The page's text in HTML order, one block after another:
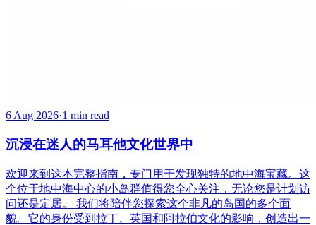
6 Aug 2026·1 min read
沉浸在迷人的马耳他文化世界中
欢迎来到这本完整指南，专门用于发现独特的地中海宝藏。这
个位于地中海中心的小岛群值得您全心关注，无论您是计划访
问还是定居。 我们将陪伴您探索这个非凡的岛国的多个面
貌。它的身份受到拉丁、英国和阿拉伯文化的影响，创造出一